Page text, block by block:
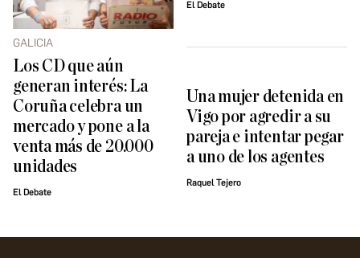
GALICIA
Los CD que aún
generan interés: La
Coruña celebra un
mercado y pone a la
venta más de 20.000
unidades
El Debate
El Debate
Una mujer detenida en
Vigo por agredir a su
pareja e intentar pegar
a uno de los agentes
Raquel Tejero